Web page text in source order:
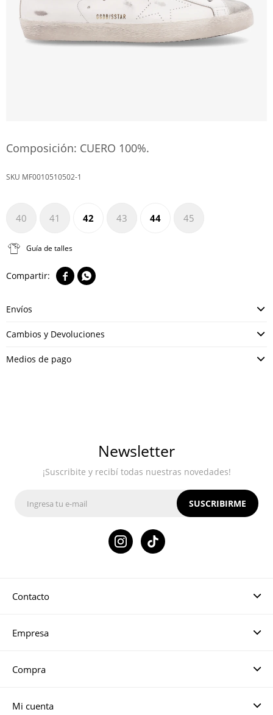
Composición: CUERO 100%.
MF0010510502-1
40 41 42 43 44 45
Guía de talles
 
Envíos
Cambios y Devoluciones
Medios de pago
Contacto
Empresa
Compra
Mi cuenta
Newsletter
¡Suscribite y recibí todas nuestras novedades!
SUSCRIBIRME
